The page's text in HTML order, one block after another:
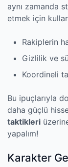
aynı zamanda
etmek için
Rakiplerin
Gizlilik ve
Koordineli
Bu ipuçlarıyla
daha güçlü
taktikleri
yapalım!
Karakter